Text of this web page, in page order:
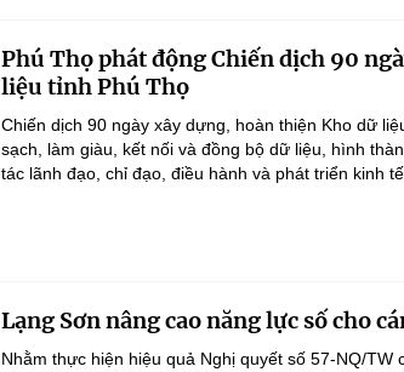
Phú Thọ phát động Chiến dịch 90
liệu tỉnh Phú Thọ
Chiến dịch 90 ngày xây dựng, hoàn thiện Kho dữ
sạch, làm giàu, kết nối và đồng bộ dữ liệu, hình
tác lãnh đạo, chỉ đạo, điều hành và phát triển kinh
Lạng Sơn nâng cao năng lực số cho
Nhằm thực hiện hiệu quả Nghị quyết số 57-NQ/